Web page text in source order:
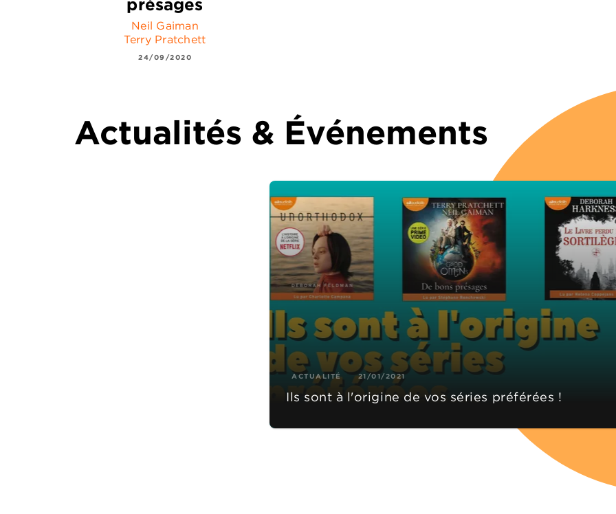
Neil Gaiman
Terry Pratchett
24/09/2020
Actualités & Événements
ACTUALITÉ 21/01/2021
Ils sont à l'origine de vos séries préférées !